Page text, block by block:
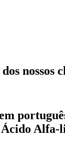
nossos
Alfa-